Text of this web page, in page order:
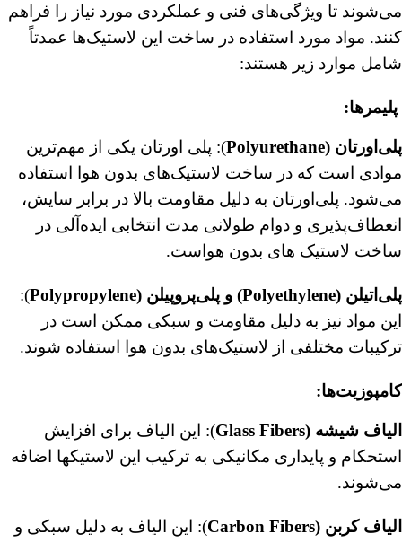
می‌شوند تا ویژگی‌های فنی و عملکردی مورد نیاز را فراهم
کنند. مواد مورد استفاده در ساخت این لاستیک‌ها عمدتاً
شامل موارد زیر هستند:
پلیمرها:
پلی‌اورتان (Polyurethane
): پلی اورتان یکی از مهم‌ترین
موادی است که در ساخت لاستیک‌های بدون هوا استفاده
می‌شود. پلی‌اورتان به دلیل مقاومت بالا در برابر سایش،
انعطاف‌پذیری و دوام طولانی مدت انتخابی ایده‌آلی در
ساخت لاستیک های بدون هواست.
پلی‌اتیلن (Polyethylene) و پلی‌پروپیلن (Polypropylene
):
این مواد نیز به دلیل مقاومت و سبکی ممکن است در
ترکیبات مختلفی از لاستیک‌های بدون هوا استفاده شوند.
کامپوزیت‌ها:
الیاف شیشه (Glass Fibers
): این الیاف برای افزایش
استحکام و پایداری مکانیکی به ترکیب این لاستیکها اضافه
می‌شوند.
الیاف کربن (Carbon Fibers
): این الیاف به دلیل سبکی و